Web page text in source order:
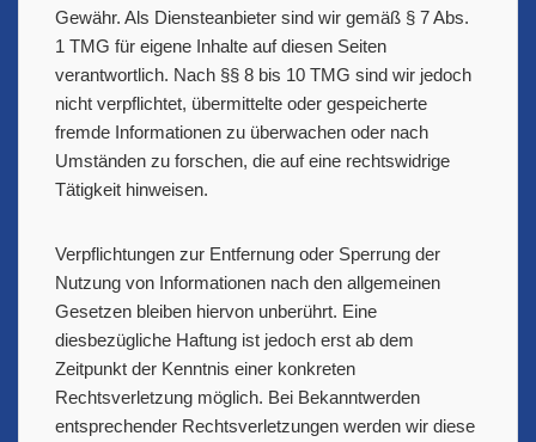
Gewähr. Als Diensteanbieter sind wir gemäß § 7 Abs.
1 TMG für eigene Inhalte auf diesen Seiten
verantwortlich. Nach §§ 8 bis 10 TMG sind wir jedoch
nicht verpflichtet, übermittelte oder gespeicherte
fremde Informationen zu überwachen oder nach
Umständen zu forschen, die auf eine rechtswidrige
Tätigkeit hinweisen.
Verpflichtungen zur Entfernung oder Sperrung der
Nutzung von Informationen nach den allgemeinen
Gesetzen bleiben hiervon unberührt. Eine
diesbezügliche Haftung ist jedoch erst ab dem
Zeitpunkt der Kenntnis einer konkreten
Rechtsverletzung möglich. Bei Bekanntwerden
entsprechender Rechtsverletzungen werden wir diese